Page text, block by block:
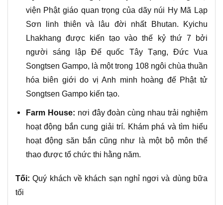
viện Phật giáo quan trọng của dãy núi Hy Mã Lạp
Sơn linh thiên và lâu đời nhất Bhutan. Kyichu
Lhakhang được kiến tạo vào thế kỷ thứ 7 bởi
người sáng lập Đế quốc Tây Tạng, Đức Vua
Songtsen Gampo, là một trong 108 ngôi chùa thuần
hóa biên giới do vị Anh minh hoàng đế Phật tử
Songtsen Gampo kiến tạo.
Farm House: nơi đây đoàn cùng nhau trải nghiệm
hoạt động bắn cung giải trí. Khám phá và tìm hiểu
hoạt động săn bắn cũng như là một bộ môn thể
thao được tổ chức thi hằng năm.
Tối: Quý khách về khách sạn nghỉ ngơi và dùng bữa
tối